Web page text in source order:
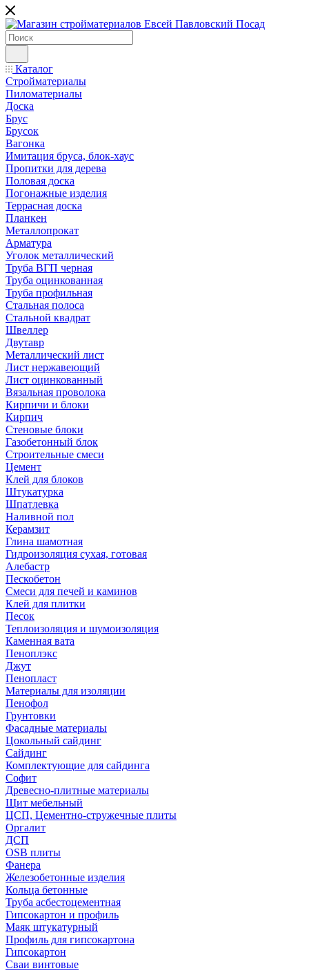
Каталог
Стройматериалы
Пиломатериалы
Доска
Брус
Брусок
Вагонка
Имитация бруса, блок-хаус
Пропитки для дерева
Половая доска
Погонажные изделия
Террасная доска
Планкен
Металлопрокат
Арматура
Уголок металлический
Труба ВГП черная
Труба оцинкованная
Труба профильная
Стальная полоса
Стальной квадрат
Швеллер
Двутавр
Металлический лист
Лист нержавеющий
Лист оцинкованный
Вязальная проволока
Кирпичи и блоки
Кирпич
Стеновые блоки
Газобетонный блок
Строительные смеси
Цемент
Клей для блоков
Штукатурка
Шпатлевка
Наливной пол
Керамзит
Глина шамотная
Гидроизоляция сухая, готовая
Алебастр
Пескобетон
Смеси для печей и каминов
Клей для плитки
Песок
Теплоизоляция и шумоизоляция
Каменная вата
Пеноплэкс
Джут
Пенопласт
Материалы для изоляции
Пенофол
Грунтовки
Фасадные материалы
Цокольный сайдинг
Сайдинг
Комплектующие для сайдинга
Софит
Древесно-плитные материалы
Щит мебельный
ЦСП, Цементно-стружечные плиты
Оргалит
ДСП
OSB плиты
Фанера
Железобетонные изделия
Кольца бетонные
Труба асбестоцементная
Гипсокартон и профиль
Маяк штукатурный
Профиль для гипсокартона
Гипсокартон
Сваи винтовые